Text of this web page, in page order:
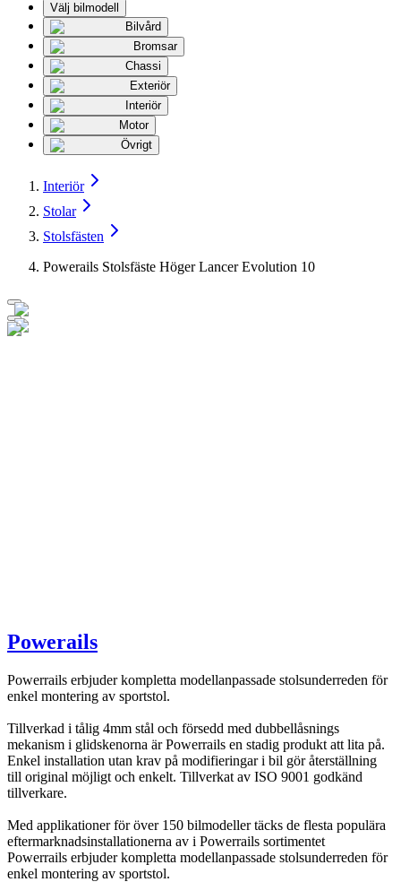
Välj bilmodell
Bilvård
Bromsar
Chassi
Exteriör
Interiör
Motor
Övrigt
Interiör
Stolar
Stolsfästen
Powerails Stolsfäste Höger Lancer Evolution 10
Powerails
Powerrails erbjuder kompletta modellanpassade stolsunderreden för
enkel montering av sportstol.
Tillverkad i tålig 4mm stål och försedd med dubbellåsnings
mekanism i glidskenorna är Powerrails en stadig produkt att lita på.
Enkel installation utan krav på modifieringar i bil gör återställning
till original möjligt och enkelt. Tillverkat av ISO 9001 godkänd
tillverkare.
Med applikationer för över 150 bilmodeller täcks de flesta populära
eftermarknadsinstallationerna av i Powerrails sortimentet
Powerrails erbjuder kompletta modellanpassade stolsunderreden för
enkel montering av sportstol.